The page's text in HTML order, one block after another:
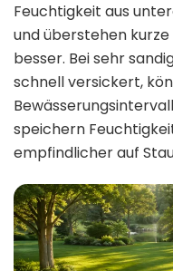
Feuchtigkeit aus
und überstehen
besser. Bei sehr
schnell versickert,
speichern
empfindlicher auf